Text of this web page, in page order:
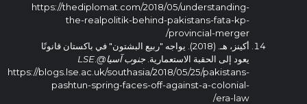
https://thediplomat.com/2018/05/understanding-
the-realpolitik-behind-pakistans-fata-kp-
provincial-merger/
أكينز، هـ. (2018). يواجه "ربيع البشتون" في باكستان قانونًا
يعود إلى الحقبة الاستعمارية.جنوب آسيا@LSE.
https://blogs.lse.ac.uk/southasia/2018/05/25/pakistans-
pashtun-spring-faces-off-against-a-colonial-
era-law/